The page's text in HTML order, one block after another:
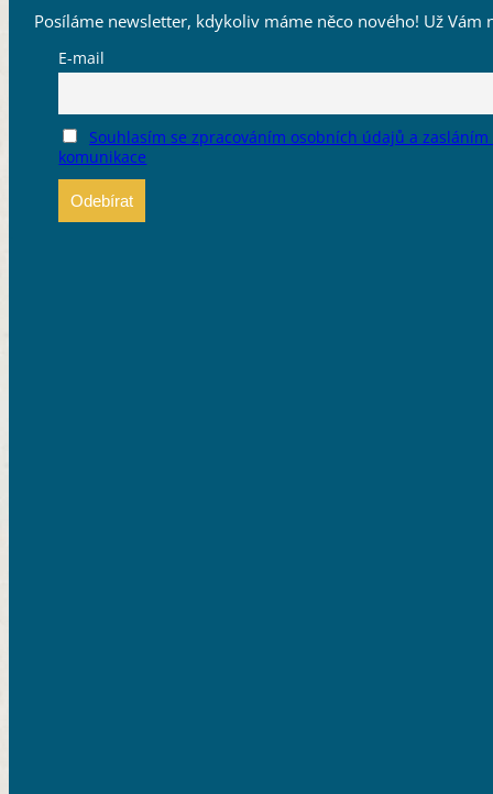
Posíláme newsletter, kdykoliv máme něco nového! Už Vám
E-mail
Souhlasím se zpracováním osobních údajů a
komunikace